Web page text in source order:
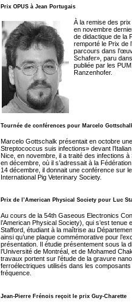
Prix OPUS à Jean Portugais
À la remise des
en novembre
de didactique de la
remporté le Prix de
parcours dans
Schafer», paru
publiée par les
Ranzenhofer.
Tournée de conférences pour Marcelo
Marcelo Gottschalk présentait en octobre
Streptococcus suis infections» devant
Nice, en novembre, il a traité des infections
en décembre, où il s’adressait à la
14 décembre, il donnait une conférence sur
International Pig Veterinary Society.
Prix de l’American Physical Society pour Luc
Au cours de la 54th Gaseous Electronics
l’American Physical Society), qui s’est
Stafford, étudiant à la maîtrise au
ainsi qu’une plaque commémorative pour
présentation. Il étudie présentement sous la
l’Université de Montréal, et de Mohamed
travaux portent sur l’étude de la gravure
ferroélectriques utilisés dans les
fréquence.
Jean-Pierre Frénois reçoit le prix Guy-Charette